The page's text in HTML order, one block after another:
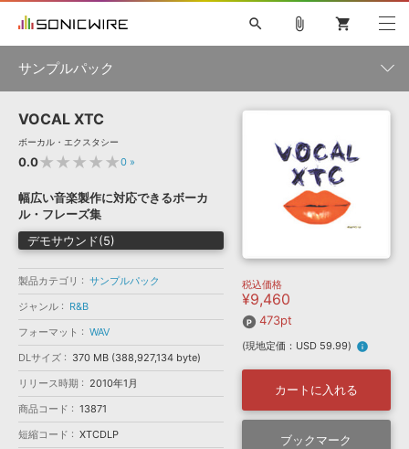
ソフト音源 »
プラグイン・エフェクト »
サンプルパック »
ソフトウェア／ツール »
DAW »
効果音 »
キャンペーン »
特集 »
ニュースレター »
SONICWIREブログ »
製品サポート情報 »
DTMガイド »
FAQ »
お問い合わせ »
音楽カード
楽曲配信流通 サービス
無償のサウンド管理ソフト
search
初音ミク NT
KAITO V3
VOCALOID
SPITFIRE AUDIO
VIENNA
EZ DRUMMER 3
ライセンスフリーBGM
サンプルパックを試そう
ボーカル抜き出し
DUBSTEP
ELECTRONICA
ROUTER.FM
ソフト音源 プラグイン・エフェクト
ソフトウェア／ツール DAW 効果音
attach_file shopping_cart
サンプルパック
製品一覧
ジャンル
フォーマット
ランキング
VOCAL XTC
ボーカル・エクスタシー
0.0★★★★★0 »
幅広い音楽製作に対応できるボーカ
ル・フレーズ集
デモサウンド(5)
製品カテゴリ
サンプルパック
ジャンル
R&B
フォーマット
WAV
DLサイズ
370 MB (388,927,134 byte)
リリース時期
2010年1月
商品コード
13871
短縮コード
XTCDLP
税込価格
¥9,460
473pt
(現地定価：USD 59.99) info
カートに入れる
ブックマーク